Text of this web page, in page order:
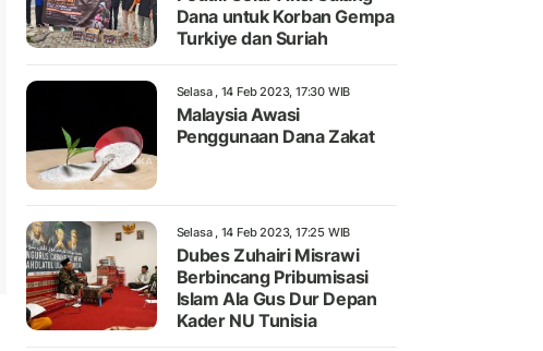
Dana untuk Korban Gempa
Turkiye dan Suriah
Selasa , 14 Feb 2023, 17:30 WIB
Malaysia Awasi
Penggunaan Dana Zakat
Selasa , 14 Feb 2023, 17:25 WIB
Dubes Zuhairi Misrawi
Berbincang Pribumisasi
Islam Ala Gus Dur Depan
Kader NU Tunisia